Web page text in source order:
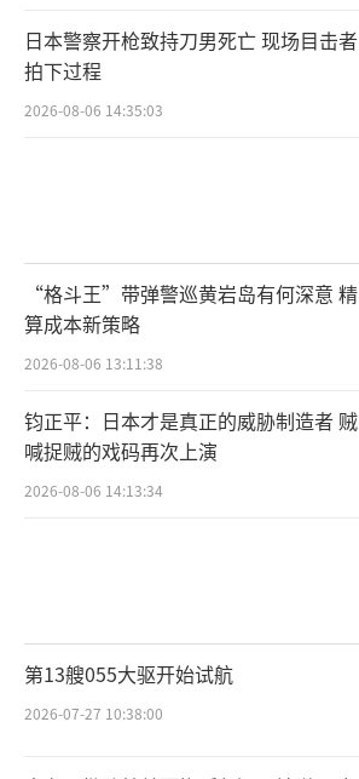
日本警察开枪致持刀男死亡 现场目击者
拍下过程
2026-08-06 14:35:03
“格斗王”带弹警巡黄岩岛有何深意 精
算成本新策略
2026-08-06 13:11:38
钧正平：日本才是真正的威胁制造者 贼
喊捉贼的戏码再次上演
2026-08-06 14:13:34
第13艘055大驱开始试航
2026-07-27 10:38:00